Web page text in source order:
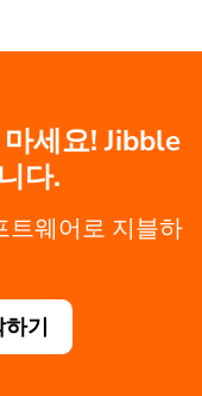
세요! Jibble
다.
트웨어로 지블하
기